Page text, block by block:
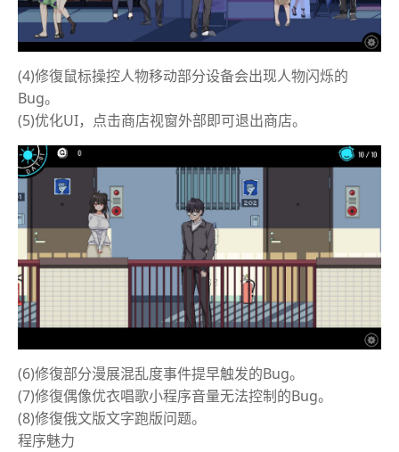
(4)修復鼠标操控人物移动部分设备会出现人物闪烁的
Bug。
(5)优化UI，点击商店视窗外部即可退出商店。
(6)修復部分漫展混乱度事件提早触发的Bug。
(7)修復偶像优衣唱歌小程序音量无法控制的Bug。
(8)修復俄文版文字跑版问题。
程序魅力